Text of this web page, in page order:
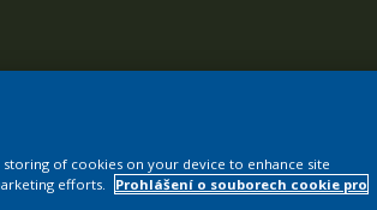
storing of cookies on your device to enhance site
efforts.
Prohlášení o souborech cookie pro